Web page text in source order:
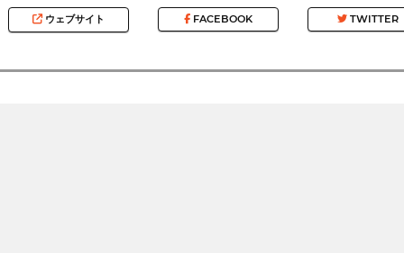
ウェブサイト FACEBOOK TWITTER